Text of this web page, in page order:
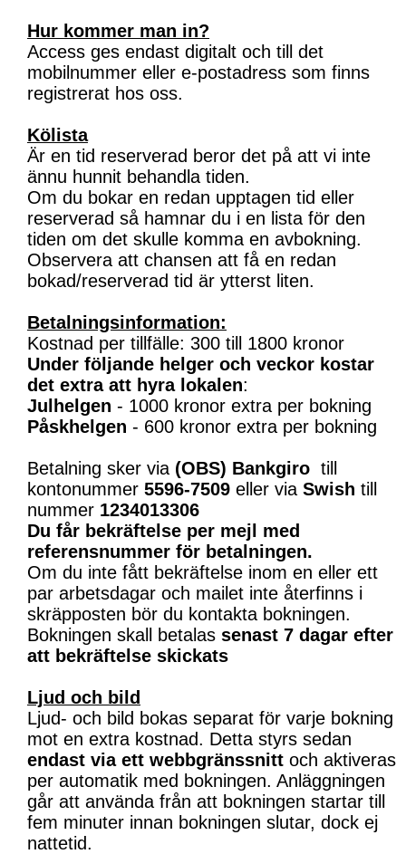
Hur kommer man in?
Access ges endast digitalt och till det
mobilnummer eller e-postadress som finns
registrerat hos oss.
Kölista
Är en tid reserverad beror det på att vi inte
ännu hunnit behandla tiden.
Om du bokar en redan upptagen tid eller
reserverad så hamnar du i en lista för den
tiden om det skulle komma en avbokning.
Observera att chansen att få en redan
bokad/reserverad tid är ytterst liten.
Betalningsinformation:
Kostnad per tillfälle: 300 till 1800 kronor
Under följande helger och veckor kostar
det extra att hyra lokalen:
Julhelgen - 1000 kronor extra per bokning
Påskhelgen - 600 kronor extra per bokning
Betalning sker via (OBS) Bankgiro till
kontonummer 5596-7509 eller via Swish till
nummer 1234013306
Du får bekräftelse per mejl med
referensnummer för betalningen.
Om du inte fått bekräftelse inom en eller ett
par arbetsdagar och mailet inte återfinns i
skräpposten bör du kontakta bokningen.
Bokningen skall betalas senast 7 dagar efter
att bekräftelse skickats
Ljud och bild
Ljud- och bild bokas separat för varje bokning
mot en extra kostnad. Detta styrs sedan
endast via ett webbgränssnitt och aktiveras
per automatik med bokningen. Anläggningen
går att använda från att bokningen startar till
fem minuter innan bokningen slutar, dock ej
nattetid.